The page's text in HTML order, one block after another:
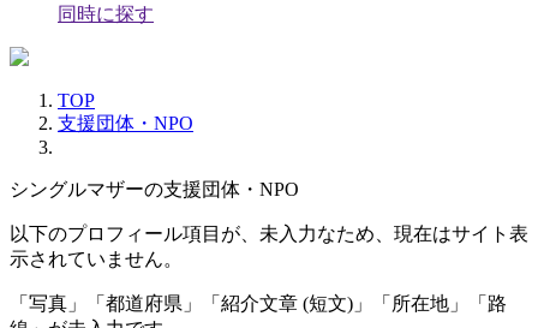
同時に探す
TOP
支援団体・NPO
シングルマザーの支援団体・NPO
以下のプロフィール項目が、未入力なため、現在はサイト表
示されていません。
「写真」「都道府県」「紹介文章 (短文)」「所在地」「路